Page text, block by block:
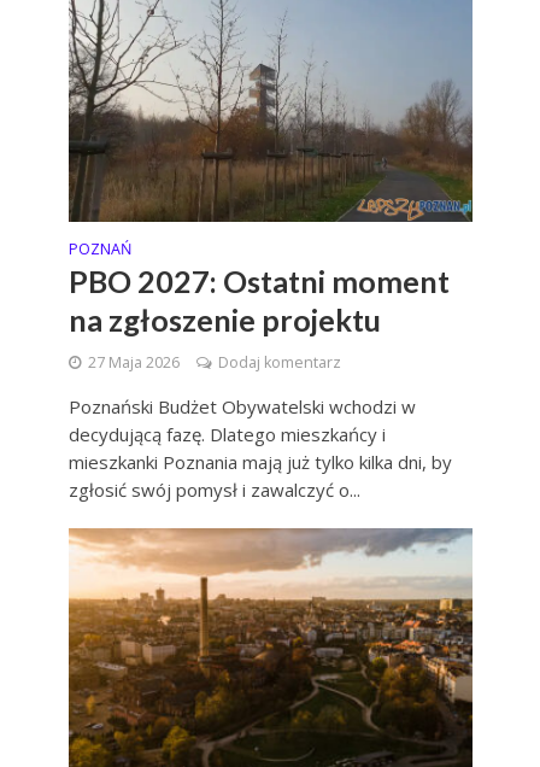
POZNAŃ
PBO 2027: Ostatni moment
na zgłoszenie projektu
27 Maja 2026 Dodaj komentarz
Poznański Budżet Obywatelski wchodzi w
decydującą fazę. Dlatego mieszkańcy i
mieszkanki Poznania mają już tylko kilka dni, by
zgłosić swój pomysł i zawalczyć o...